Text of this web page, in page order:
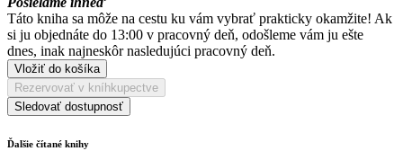
Táto kniha sa môže na cestu ku vám vybrať prakticky okamžite! Ak
si ju objednáte do 13:00 v pracovný deň, odošleme vám ju ešte
dnes, inak najneskôr nasledujúci pracovný deň.
Vložiť do košíka
Rezervovať v kníhkupectve
Sledovať dostupnosť
Ďalšie čítané knihy